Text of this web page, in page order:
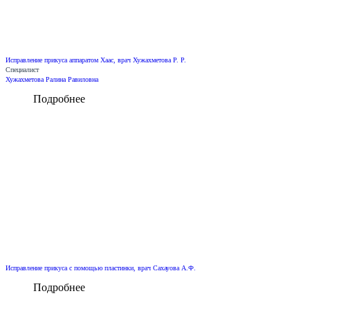
Исправление прикуса аппаратом Хаас, врач Хужахметова Р. Р.
Специалист
Хужахметова Ралина Равиловна
Подробнее
Исправление прикуса с помощью пластинки, врач Сахауова А.Ф.
Подробнее